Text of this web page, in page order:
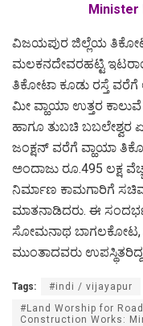
Minister
ವಿಜಯಪುರ ಜಿಲ್ಲೆಯ
ಮಲಕನದೇವರಹಟ್ಟಿ
ತಿಕೋಟಾ ಕೂಡು ರಸ್ತೆ ವರೆಗೆ
ಮೀ ವ್ಹಾಯಾ ಉತ್ತರ
ಹಾಗೂ ತುಬಚಿ
ಜಂಕ್ಷನ್ ವರೆಗೆ ವ್ಹಾಯಾ
ಅಂದಾಜು ರೂ.495 ಲಕ್ಷ
ನಿರ್ಮಾಣ ಕಾಮಗಾರಿಗೆ
ಮಾತನಾಡಿದರು. ಈ
ಸೋಮನಾಥ ಬಾಗಲಕೋಟ,
ಮುಂತಾದವರು
Tags:
#indi / vijayapur
#Land Worship for
Construction Works: